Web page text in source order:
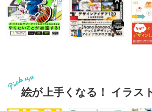
絵が上手くなる！ イラス